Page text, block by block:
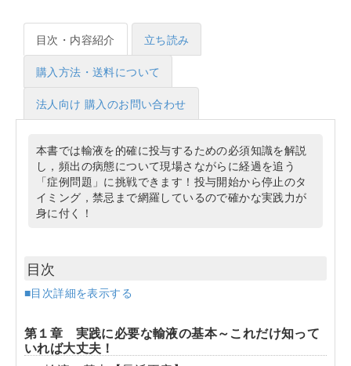
目次・内容紹介 立ち読み
購入方法・送料について
法人向け 購入のお問い合わせ
本書では輸液を的確に投与するための必須知識を解説
し，頻出の病態について現場さながらに経過を追う
「症例問題」に挑戦できます！投与開始から停止のタ
イミング，禁忌まで網羅しているので確かな実践力が
身に付く！
目次
■目次詳細を表示する
第１章 実践に必要な輸液の基本～これだけ知って
いれば大丈夫！